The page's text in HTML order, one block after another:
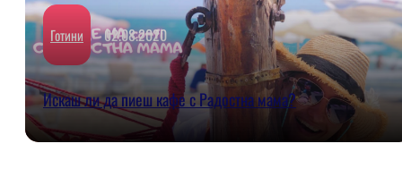
Готини 02.08.2020
Искаш ли да пиеш кафе с Радостна мама?